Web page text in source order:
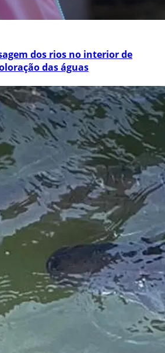
dos rios no interior de
das águas